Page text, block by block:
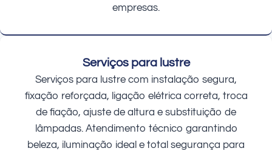
empresas.
Serviços para lustre
Serviços para lustre com instalação segura,
fixação reforçada, ligação elétrica correta, troca
de fiação, ajuste de altura e substituição de
lâmpadas. Atendimento técnico garantindo
beleza, iluminação ideal e total segurança para